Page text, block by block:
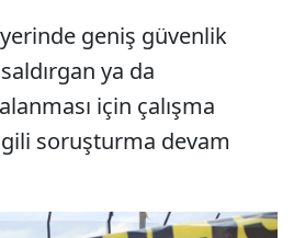
geniş güvenlik
ya da
için çalışma
soruşturma devam